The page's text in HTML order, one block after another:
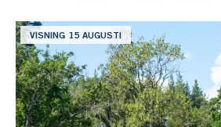
VISNING 15 AUGUSTI